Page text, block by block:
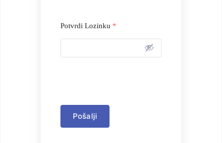
Potvrdi Lozinku *
Pošalji